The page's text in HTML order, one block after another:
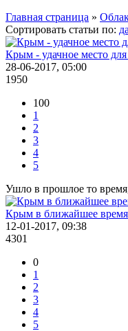
Главная страница »
Сортировать статьи по:
Крым - удачное место для
28-06-2017, 05:00
1950
100
1
2
3
4
5
Ушло в прошлое то
Крым в ближайшее время
12-01-2017, 09:38
4301
0
1
2
3
4
5